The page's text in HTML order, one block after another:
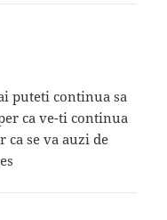
puteti continua sa
ca ve-ti continua
ca se va auzi de